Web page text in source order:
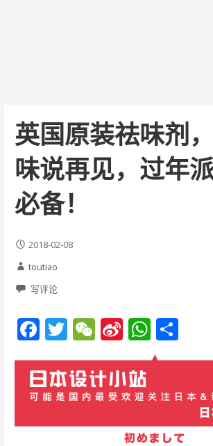
英国原装祛味剂
味说再见，过年
必备！
2018-02-08
toutiao
写评论
F
e
b
o
T
itt
er
W
C
h
at
Si
a
W
ei
W
h
s
A
分